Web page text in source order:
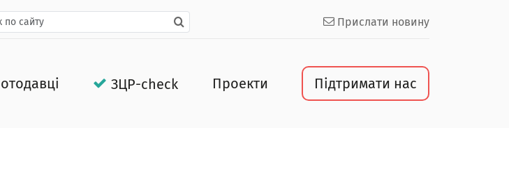
Прислати новину
ЗЦР-check Проекти Підтримати нас